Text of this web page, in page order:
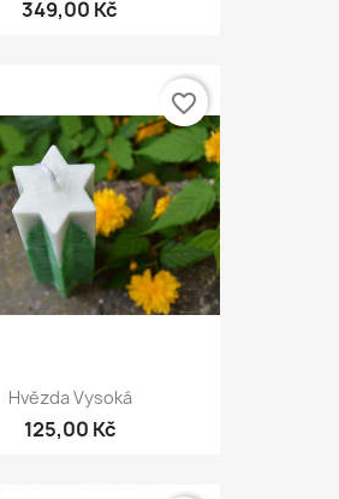
349,00 Kč
Hvězda Vysoká
125,00 Kč
favorite_border